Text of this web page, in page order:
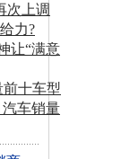
次上调
力?
让“满意
前十车型
汽车销量